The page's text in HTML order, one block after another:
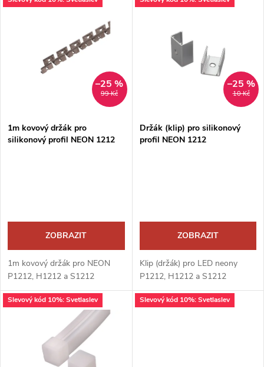
p
d
u
k
t
Nejprodávanější
s
p
u
k
99 Kč
–25 %
1m kovový držák pro
silikonový profil NEON 1212
ZOBRAZIT
1m kovový držák pro NEON
P1212, H1212 a S1212
10 Kč
–25 %
Držák (klip) pro silikonový
profil NEON 1212
ZOBRAZIT
Klip (držák) pro LED neony
P1212, H1212 a S1212
Slevový kód 10%: Svetlaslev Slevový kód 10%: Svetlaslev